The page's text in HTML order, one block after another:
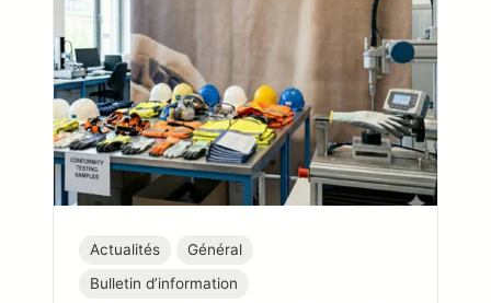
Actualités
Général
Bulletin d’information